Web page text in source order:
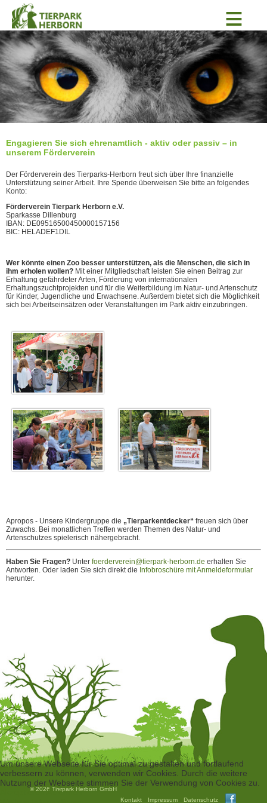
≡
Engagieren Sie sich ehrenamtlich - aktiv oder passiv – in
unserem Förderverein
Der Förderverein des Tierparks-Herborn freut sich über Ihre finanzielle
Unterstützung seiner Arbeit. Ihre Spende überweisen Sie bitte an folgendes
Konto:
Förderverein Tierpark Herborn e.V.
Sparkasse Dillenburg
IBAN: DE09516500450000157156
BIC: HELADEF1DIL
Wer könnte einen Zoo besser unterstützen, als die Menschen, die sich in
ihm erholen wollen? Mit einer Mitgliedschaft leisten Sie einen Beitrag zur
Erhaltung gefährdeter Arten, Förderung von internationalen
Erhaltungszuchtprojekten und für die Weiterbildung im Natur- und Artenschutz
für Kinder, Jugendliche und Erwachsene. Außerdem bietet sich die Möglichkeit
sich bei Arbeitseinsätzen oder Veranstaltungen im Park aktiv einzubringen.
Apropos - Unsere Kindergruppe die „Tierparkentdecker“ freuen sich über
Zuwachs. Bei monatlichen Treffen werden Themen des Natur- und
Artenschutzes spielerisch nähergebracht.
Haben Sie Fragen? Unter foerderverein@tierpark-herborn.de erhalten Sie
Antworten. Oder laden Sie sich direkt die Infobroschüre mit Anmeldeformular
herunter.
© 2026 Tierpark Herborn GmbH
Kontakt
Impressum Datenschutz
Um unsere Webseite für Sie optimal zu gestalten und fortlaufend
verbessern zu können, verwenden wir Cookies. Durch die weitere
Nutzung der Webseite stimmen Sie der Verwendung von Cookies zu.
AkzeptierenAblehnen